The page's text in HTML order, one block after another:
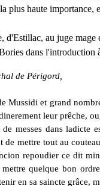
haute
au juge
dans l'introduction
de Périgord,
Mussidi et grand
leur prêche,
dans ladicte
mettre tout au
repoudier ce dit
quelque bon
en sa saincte grâce,